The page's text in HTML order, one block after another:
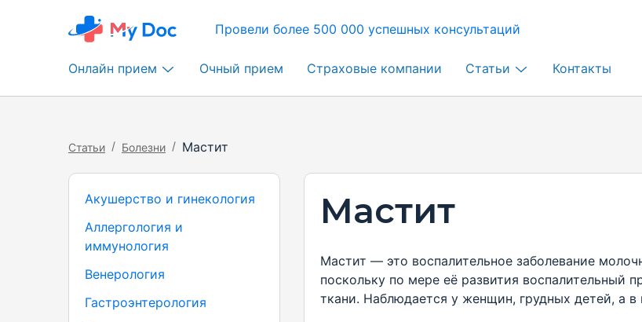
Провели более 500 000 успешных консультаций
Онлайн прием Очный прием Страховые компании Статьи Контакты
Статьи / Болезни / Мастит
Акушерство и гинекология
Аллергология и
иммунология
Венерология
Гастроэнтерология
Мастит
Мастит — это воспалительное заболевание
поскольку по мере её развития воспалительный
ткани. Наблюдается у женщин, грудных детей, а